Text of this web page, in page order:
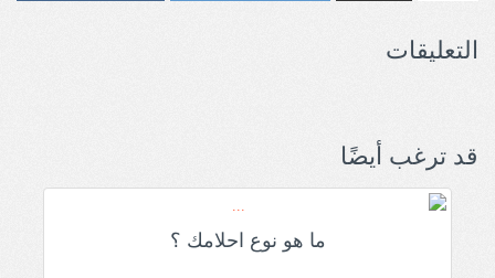
التعليقات
قد ترغب أيضًا
ما هو نوع احلامك ؟